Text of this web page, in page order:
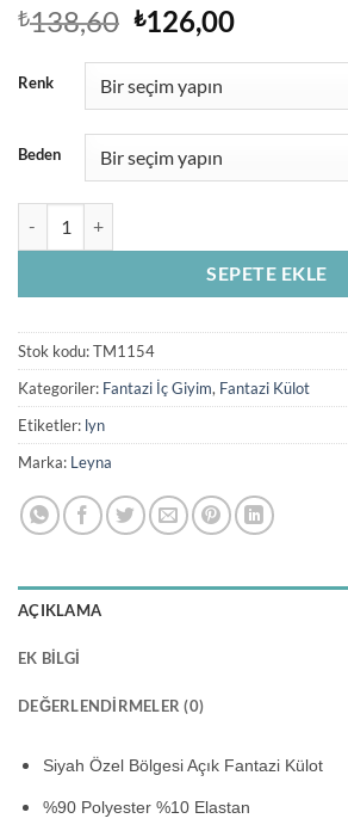
₺138,60 Orijinal
fiyat:
₺138,60.
₺126,00Şu
₺126,00.
Renk
Beden
SEPETE EKLE
Stok kodu:TM1154
Kategoriler: Fantazi İç Giyim, Fantazi Külot
Etiketler: lyn
Marka: Leyna
AÇIKLAMA
EK BILGI
DEĞERLENDIRMELER (0)
Siyah Özel Bölgesi Açık Fantazi Külot
%90 Polyester %10 Elastan